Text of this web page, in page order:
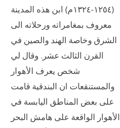
(١٢٥٤-١٣٢٤م) ابن هذه المدينة
معروف بمغامراته ورحلاته الى
الشرق وخاصة الهند والصين في
القرن الثالث عشر. وقال لي
شخص يعرف الأهوار
والمستنقعات ان البندقية قامت
على بعض المناطق اليابسة في
الأهوار الواقعة على هامش البحر